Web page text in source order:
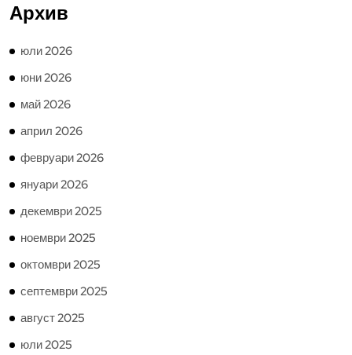
Архив
юли 2026
юни 2026
май 2026
април 2026
февруари 2026
януари 2026
декември 2025
ноември 2025
октомври 2025
септември 2025
август 2025
юли 2025